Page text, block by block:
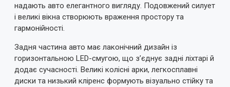
надають авто елегантного вигляду. Подовжений силует
і великі вікна створюють враження простору та
гармонійності.
Задня частина авто має лаконічний дизайн із
горизонтальною LED-смугою, що з’єднує задні ліхтарі й
додає сучасності. Великі колісні арки, легкосплавні
диски та низький кліренс формують візуально стійку та